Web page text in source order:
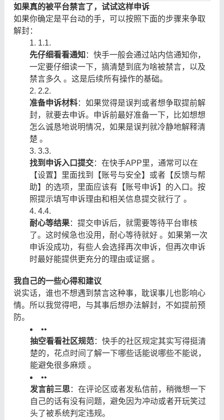
如果真的被平台禁言了，试试这样申诉
如果你确定是平台动的手，可以按照下面的步骤来争取
解封：
1.1.
先仔细看看通知 ：快手一般会通过站内信通知你，
一定要仔细读一下，搞清楚到底为啥被禁言，以及
禁言多久 。这是后续所有操作的基础。
2.2.
准备申诉材料：如果觉得是误判或者想争取提前解
封，就要去申诉。申诉前最好准备一下，比如想想
怎么诚恳地说明情况，如果是误判就冷静地解释清
楚 。
3.3.
找到申诉入口提交：在快手APP里，通常可以在
【设置】里面找到【账号与安全】或者【反馈与帮
助】的选项，里面应该有【账号申诉】的入口。按
照提示填写申诉理由和相关信息提交就行了 。
4.4.
耐心等结果：提交申诉后，就需要等待平台审核
了。这时候急也没用，耐心等待就好 。如果第一次
申诉没成功，有些人会选择再次申诉，但再次申诉
时最好能提供更充分的理由或证据 。
我自己的一些心得和建议
说实话，谁也不想遇到禁言这种事，耽误事儿也影响心
情。所以我觉得吧，与其事后想办法解封，不如提前预
防。
••
抽空看看社区规范：快手的社区规定其实写得挺清
楚的，花点时间了解一下哪些话能说哪些不能说，
能避免很多麻烦 。
••
发言前三思：在评论区或者发私信前，稍微想一下
自己的话有没有问题，避免因为冲动或者开玩笑过
头了被系统判定违规。